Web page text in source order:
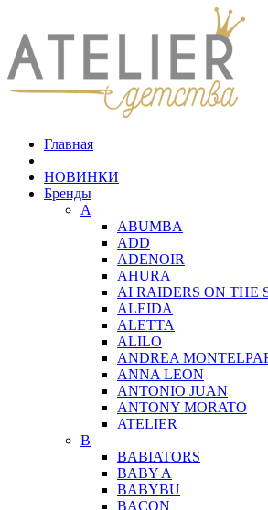
Главная
НОВИНКИ
Бренды
A
ABUMBA
ADD
ADENOIR
AHURA
AI RAIDERS ON THE
ALEIDA
ALETTA
ALILO
ANDREA
ANNA LEON
ANTONIO JUAN
ANTONY MORATO
ATELIER
B
BABIATORS
BABY A
BABYBU
BACON